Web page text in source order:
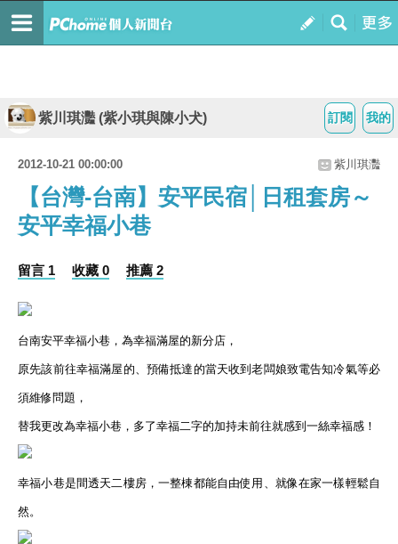
我的
訂閱
紫川琪灩 (紫小琪與陳小犬)
2012-10-21 00:00:00 紫川琪灩
【台灣-台南】安平民宿│日租套房～
安平幸福小巷
留言 1 收藏 0 推薦 2
台南安平幸福小巷，為幸福滿屋的新分店，
原先該前往幸福滿屋的、預備抵達的當天收到老闆娘致電告知冷氣等必
須維修問題，
替我更改為幸福小巷，多了幸福二字的加持未前往就感到一絲幸福感！
幸福小巷是間透天二樓房，一整棟都能自由使用、就像在家一樣輕鬆自
然。